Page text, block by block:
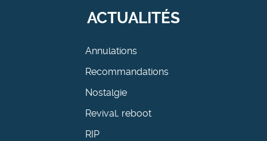
ACTUALITÉS
Annulations
Recommandations
Nostalgie
Revival, reboot
RIP